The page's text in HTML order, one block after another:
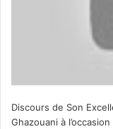
Discours de Son
Ghazouani à